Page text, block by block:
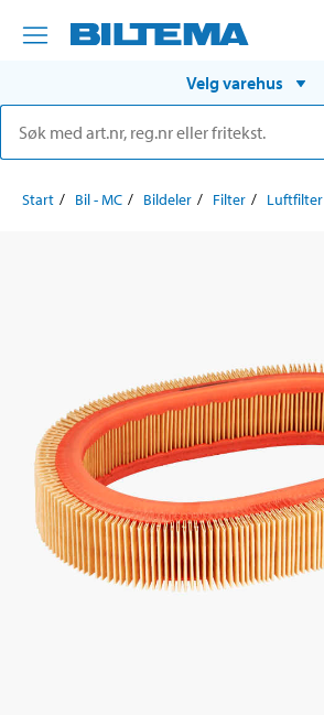
Velg varehus
Start Bil - MC Bildeler Filter Luftfilter